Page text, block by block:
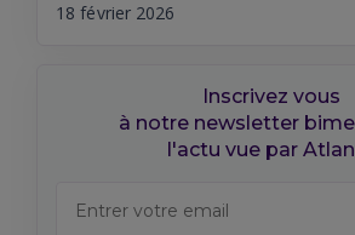
18 février 2026
Inscrivez vous
à notre newsletter
l'actu vue par